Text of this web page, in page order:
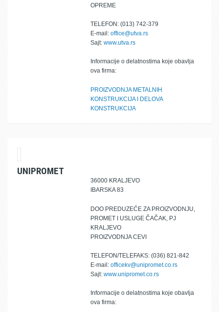
OPREME
TELEFON: (013) 742-379
E-mail: office@utva.rs
Sajt: www.utva.rs
Informacije o delatnostima koje obavlja
ova firma:
PROIZVODNJA METALNIH
KONSTRUKCIJA I DELOVA
KONSTRUKCIJA
UNIPROMET
36000 KRALJEVO
IBARSKA 83
DOO PREDUZEĆE ZA PROIZVODNJU,
PROMET I USLUGE ČAČAK, PJ
KRALJEVO
PROIZVODNJA CEVI
TELEFON/TELEFAKS: (036) 821-842
E-mail: officekv@unipromet.co.rs
Sajt: www.unipromet.co.rs
Informacije o delatnostima koje obavlja
ova firma: